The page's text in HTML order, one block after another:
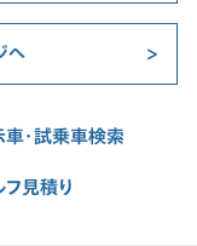
へ
車・試乗車検索
フ見積り